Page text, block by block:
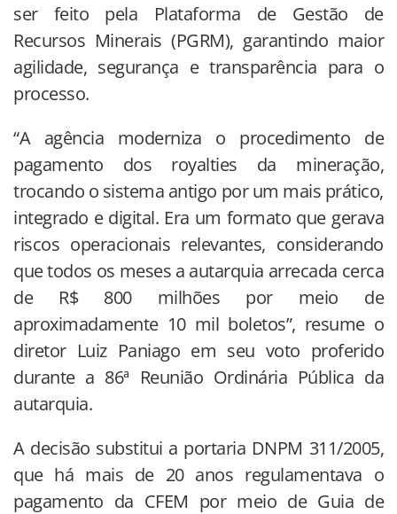
ser feito pela Plataforma de Gestão de
Recursos Minerais (PGRM), garantindo maior
agilidade, segurança e transparência para o
processo.
“A agência moderniza o procedimento de
pagamento dos royalties da mineração,
trocando o sistema antigo por um mais prático,
integrado e digital. Era um formato que gerava
riscos operacionais relevantes, considerando
que todos os meses a autarquia arrecada cerca
de R$ 800 milhões por meio de
aproximadamente 10 mil boletos”, resume o
diretor Luiz Paniago em seu voto proferido
durante a 86ª Reunião Ordinária Pública da
autarquia.
A decisão substitui a portaria DNPM 311/2005,
que há mais de 20 anos regulamentava o
pagamento da CFEM por meio de Guia de